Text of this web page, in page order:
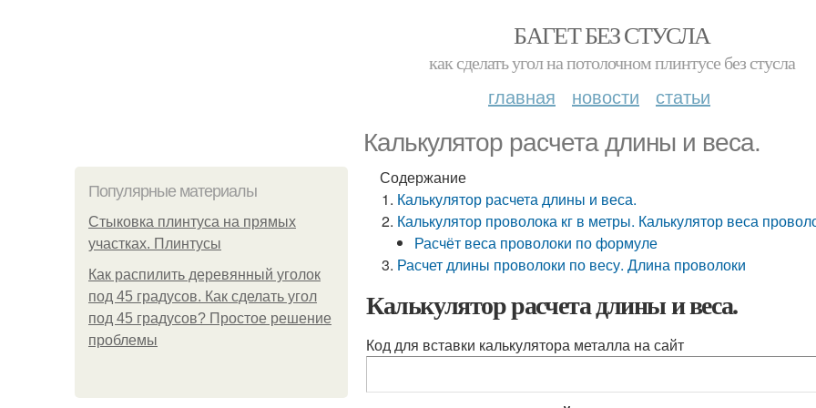
БАГЕТ БЕЗ СТУСЛА
как сделать угол на потолочном плинтусе без стусла
главная новости статьи
Калькулятор расчета длины и веса.
Популярные материалы
Стыковка плинтуса на прямых
участках. Плинтусы
Как распилить деревянный уголок
под 45 градусов. Как сделать угол
под 45 градусов? Простое решение
проблемы
Содержание
Калькулятор расчета длины и веса.
Калькулятор проволока кг в метры. Калькулятор веса
Расчёт веса проволоки по формуле
Расчет длины проволоки по весу. Длина проволоки
Калькулятор расчета длины и веса.
Код для вставки калькулятора металла на сайт